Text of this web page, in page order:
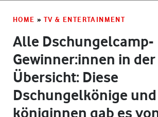
HOME » TV & ENTERTAINMENT
Alle Dschungelcamp-
Gewinner:innen in der
Übersicht: Diese
Dschungelkönige
königinnen gab es